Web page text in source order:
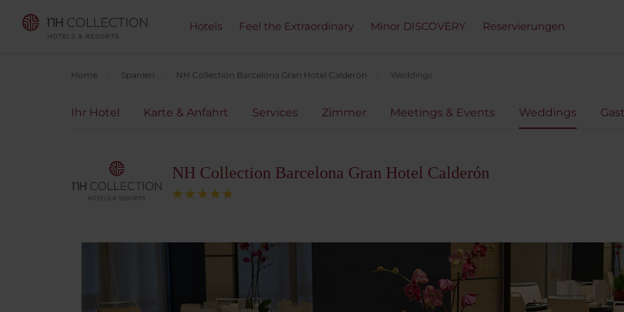
Hotels Feel the Extraordinary Minor DISCOVERY Reservierungen
Home Spanien NH Collection Barcelona Gran Hotel Calderón Weddings
Ihr Hotel Karte & Anfahrt Services Zimmer Meetings & Events Weddings
NH Collection Barcelona Gran Hotel Calderón